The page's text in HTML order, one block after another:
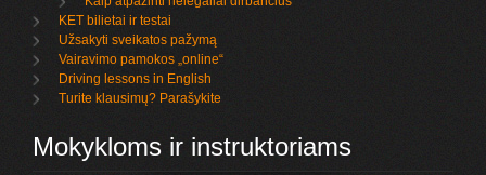
KET bilietai ir testai
Užsakyti sveikatos pažymą
Vairavimo pamokos „online“
Driving lessons in English
Turite klausimų? Parašykite
Mokykloms ir instruktoriams